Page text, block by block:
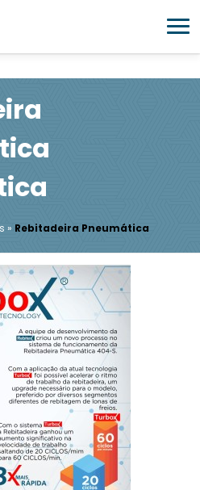
» Rebitadeira Pneumática